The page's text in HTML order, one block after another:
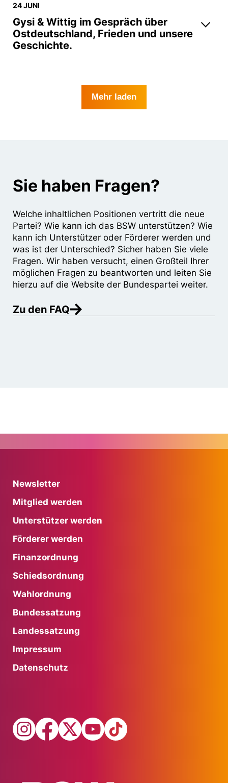
24 JUNI
Gysi & Wittig im Gespräch über
Ostdeutschland, Frieden und unsere
Geschichte.
Mehr laden
Sie haben Fragen?
Welche inhaltlichen Positionen vertritt die neue
Partei? Wie kann ich das BSW unterstützen? Wie
kann ich Unterstützer oder Förderer werden und
was ist der Unterschied? Sicher haben Sie viele
Fragen. Wir haben versucht, einen Großteil Ihrer
möglichen Fragen zu beantworten und leiten Sie
hierzu auf die Website der Bundespartei weiter.
Zu den FAQ
Newsletter
Mitglied werden
Unterstützer werden
Förderer werden
Finanzordnung
Schiedsordnung
Wahlordnung
Bundessatzung
Landessatzung
Impressum
Datenschutz